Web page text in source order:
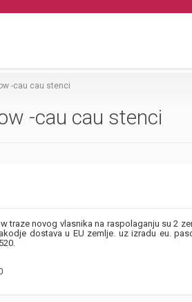
-cau cau stenci
-cau cau stenci
traze novog vlasnika na raspolaganju su 2
dostava u EU zemlje. uz izradu eu.